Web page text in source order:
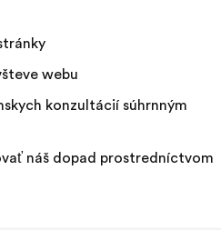
alebo aktualizácie jeho účtu
osobného priestoru (ďalej
Make.org považuje za
sa identifikovali svojím
webu
konzultácií súhrnným
náš dopad prostredníctvom